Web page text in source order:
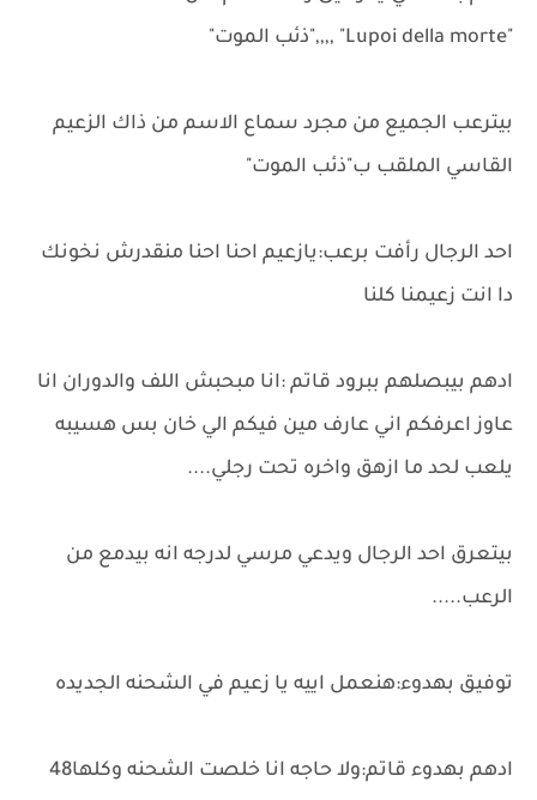
"Lupoi della morte" ,,,,"ذئب الموت"
بيترعب الجميع من مجرد سماع الاسم من ذاك الزعيم
القاسي الملقب ب"ذئب الموت"
احد الرجال رأفت برعب:يازعيم احنا احنا منقدرش نخونك
دا انت زعيمنا كلنا
ادهم بيبصلهم ببرود قاتم :انا مبحبش اللف والدوران انا
عاوز اعرفكم اني عارف مين فيكم الي خان بس هسيبه
يلعب لحد ما ازهق واخره تحت رجلي....
بيتعرق احد الرجال ويدعي مرسي لدرجه انه بيدمع من
الرعب.....
توفيق بهدوء:هنعمل اييه يا زعيم في الشحنه الجديده
ادهم بهدوء قاتم:ولا حاجه انا خلصت الشحنه وكلها48